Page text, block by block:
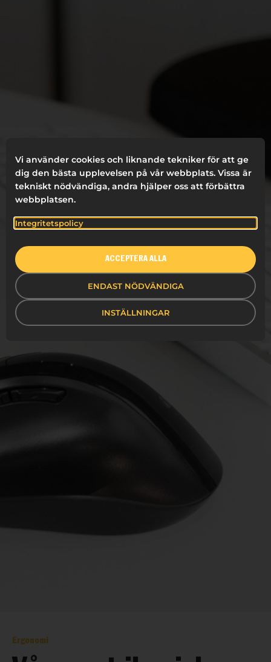
Ergonomi
Vi använder cookies och liknande tekniker för att ge
dig den bästa upplevelsen på vår webbplats. Vissa är
tekniskt nödvändiga, andra hjälper oss att förbättra
webbplatsen.
Integritetspolicy
ENDAST NÖDVÄNDIGA
INSTÄLLNINGAR
ACCEPTERA ALLA